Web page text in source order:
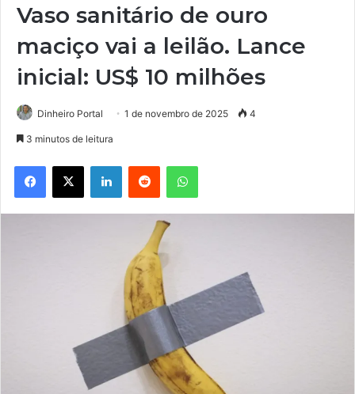
Vaso sanitário de ouro
maciço vai a leilão. Lance
inicial: US$ 10 milhões
Dinheiro Portal 1 de novembro de 2025 4
3 minutos de leitura
Facebook
X LinkedinReddit WhatsApp